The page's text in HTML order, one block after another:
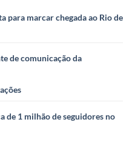
para marcar chegada ao Rio de
de comunicação da
de 1 milhão de seguidores no